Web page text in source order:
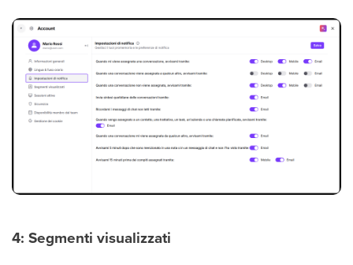
4: Segmenti visualizzati